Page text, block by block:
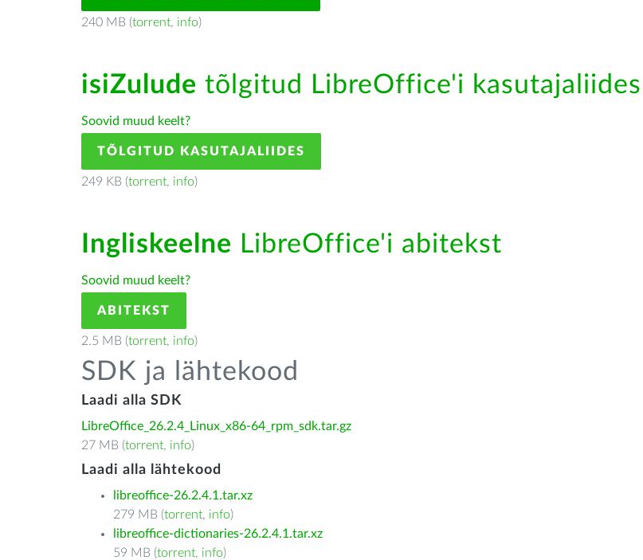
240 MB (torrent, info)
isiZulude tõlgitud LibreOffice'i kasutajaliides
Soovid muud keelt?
TÕLGITUD KASUTAJALIIDES
249 KB (torrent, info)
Ingliskeelne LibreOffice'i abitekst
Soovid muud keelt?
ABITEKST
2.5 MB (torrent, info)
SDK ja lähtekood
Laadi alla SDK
LibreOffice_26.2.4_Linux_x86-64_rpm_sdk.tar.gz
27 MB (torrent, info)
Laadi alla lähtekood
libreoffice-26.2.4.1.tar.xz
279 MB (torrent, info)
libreoffice-dictionaries-26.2.4.1.tar.xz
59 MB (torrent, info)